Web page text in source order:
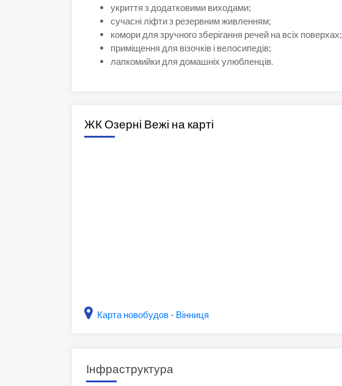
укриття з додатковими виходами;
сучасні ліфти з резервним живленням;
комори для зручного зберігання речей на всіх поверхах;
приміщення для візочків і велосипедів;
лапкомийки для домашніх улюбленців.
ЖК Озерні Вежі на карті
Карта новобудов - Вінниця
Інфраструктура